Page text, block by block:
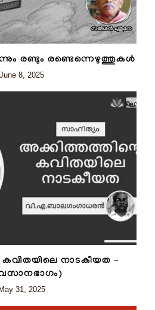
രണ്ടും രണ്ടെന്നെഴുത്തുകൾ
June 8, 2025
കവിതയിലെ നാടകീയത –
31, 2025